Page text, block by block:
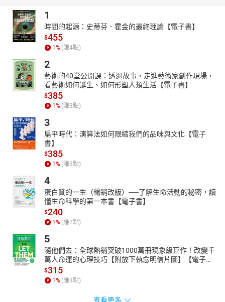
面對疾病低齡化，除了要改善對健康無益的生活作息、遠離對健康
有損的生活環境，更應該要多吃對健康有幫助的超級食物！本書特
別針對台灣人罹患率最高的各大疾病，提供專業而多元的飲食指
南，為每一個祈求健康的你提供最專業、最正確、最全面的治病防
病食療大全。
全書分別列出現代人最在意的十二項健康問題，依據台灣人好發的
疾病與常見的身體不適，一一提供最適合食用的食材，並融合中西
觀點，邀請了四十位中醫師及營養師分析各種健康食物的營養成
分、最佳烹調方式、食用注意事項等細節，讓你培養強壯抵抗力，
打造零過敏體質，從此遠離癌症防百病！
1
時間的起源：史蒂芬．霍金的最終理論【電子書】
$455
1 % (賺4點)
2
藝術的40堂公開課：透過故事，走進藝術家創作現場，
看藝術如何誕生、如何形塑人類生活【電子書】
$385
1 % (賺3點)
3
扁平時代：演算法如何限縮我們的品味與文化【電子
書】
$385
1 % (賺3點)
4
蛋白質的一生（暢銷改版）──了解生命活動的秘密，讀
懂生命科學的第一本書【電子書】
$240
1 % (賺2點)
5
隨他們去：全球熱銷突破1000萬冊現象級巨作！改變千
萬人命運的心理技巧【附放下執念明信片圖】【電子
書】
$315
1 % (賺3點)
查看更多